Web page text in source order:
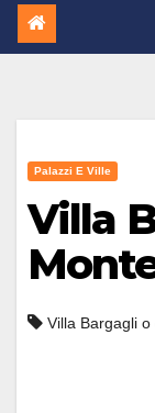
Palazzi E Ville
Villa
Villa Bargagli